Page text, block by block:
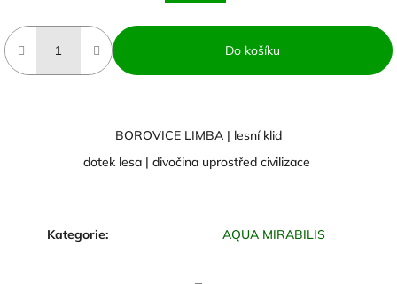
Do košíku
BOROVICE LIMBA | lesní klid
dotek lesa | divočina uprostřed civilizace
Kategorie: AQUA MIRABILIS